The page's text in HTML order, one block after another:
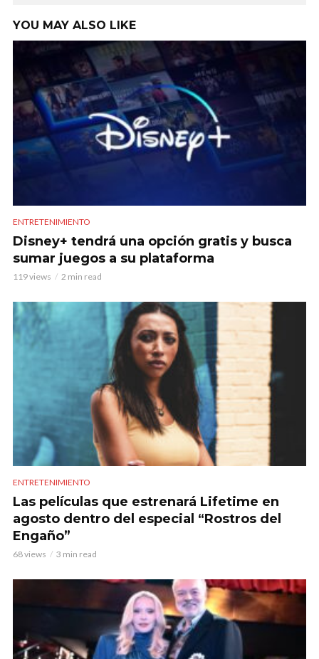
YOU MAY ALSO LIKE
ENTRETENIMIENTO
Disney+ tendrá una opción gratis y busca
sumar juegos a su plataforma
119 views 2 min read
ENTRETENIMIENTO
Las películas que estrenará Lifetime en
agosto dentro del especial “Rostros del
Engaño”
68 views 3 min read